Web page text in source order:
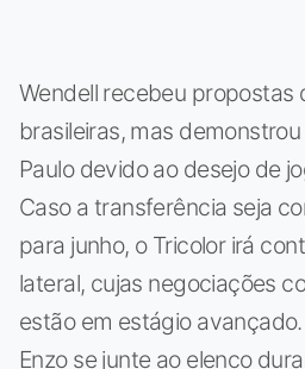
Wendell recebeu propostas
brasileiras, mas
Paulo devido ao desejo de
Caso a transferência seja
para junho, o Tricolor irá
lateral, cujas negociações
estão em estágio
Enzo se junte ao elenco